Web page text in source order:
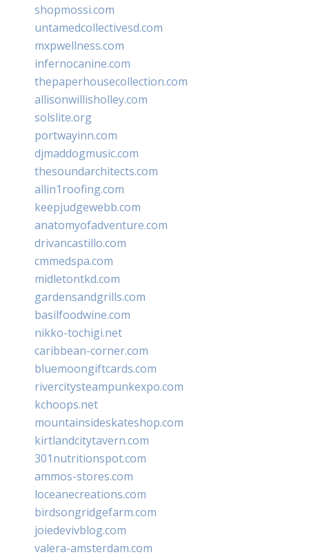
shopmossi.com
untamedcollectivesd.com
mxpwellness.com
infernocanine.com
thepaperhousecollection.com
allisonwillisholley.com
solslite.org
portwayinn.com
djmaddogmusic.com
thesoundarchitects.com
allin1roofing.com
keepjudgewebb.com
anatomyofadventure.com
drivancastillo.com
cmmedspa.com
midletontkd.com
gardensandgrills.com
basilfoodwine.com
nikko-tochigi.net
caribbean-corner.com
bluemoongiftcards.com
rivercitysteampunkexpo.com
kchoops.net
mountainsideskateshop.com
kirtlandcitytavern.com
301nutritionspot.com
ammos-stores.com
loceanecreations.com
birdsongridgefarm.com
joiedevivblog.com
valera-amsterdam.com